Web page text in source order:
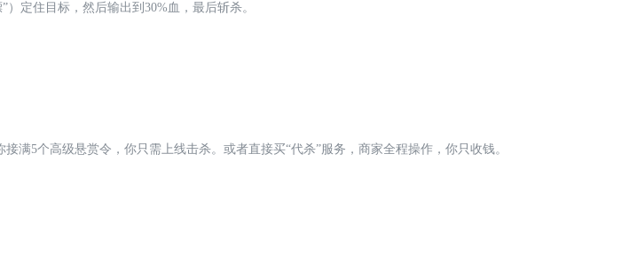
定住目标，然后输出到30%血，最后斩杀。
满5个高级悬赏令，你只需上线击杀。或者直接买“代杀”服务，商家全程操作，你只收钱。